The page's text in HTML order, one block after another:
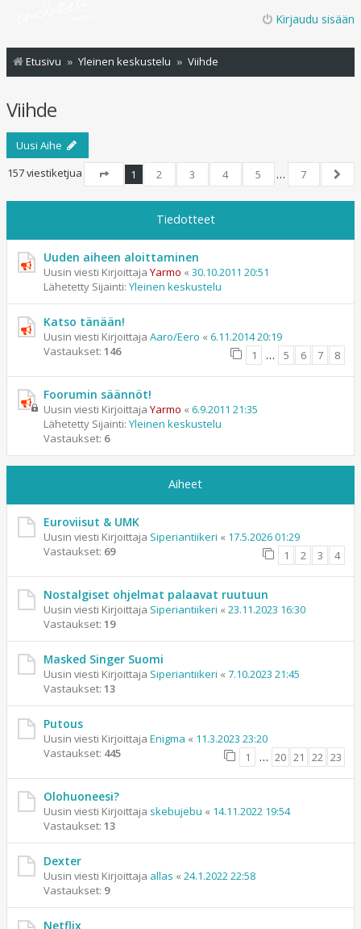
Kirjaudu sisään
Etusivu Yleinen keskustelu Viihde
Viihde
Uusi Aihe
157 viestiketjua
Sivu1
1 2 3 4 5 …
7
Tiedotteet
Uuden aiheen aloittaminen
Uusin viesti Kirjoittaja Yarmo « 30.10.2011 20:51
Lähetetty Sijainti: Yleinen keskustelu
Katso tänään!
Uusin viesti Kirjoittaja Aaro/Eero « 6.11.2014 20:19
Vastaukset: 146 1 … 5 6 7 8
Foorumin säännöt!
Uusin viesti Kirjoittaja Yarmo « 6.9.2011 21:35
Lähetetty Sijainti: Yleinen keskustelu
Vastaukset: 6
Aiheet
Euroviisut & UMK
Uusin viesti Kirjoittaja Siperiantiikeri « 17.5.2026 01:29
Vastaukset: 69 1 2 3 4
Nostalgiset ohjelmat palaavat ruutuun
Uusin viesti Kirjoittaja Siperiantiikeri « 23.11.2023 16:30
Vastaukset: 19
Masked Singer Suomi
Uusin viesti Kirjoittaja Siperiantiikeri « 7.10.2023 21:45
Vastaukset: 13
Putous
Uusin viesti Kirjoittaja Enigma « 11.3.2023 23:20
Vastaukset: 445 1 … 20 21 22 23
Olohuoneesi?
Uusin viesti Kirjoittaja skebujebu « 14.11.2022 19:54
Vastaukset: 13
Dexter
Uusin viesti Kirjoittaja allas « 24.1.2022 22:58
Vastaukset: 9
Netflix